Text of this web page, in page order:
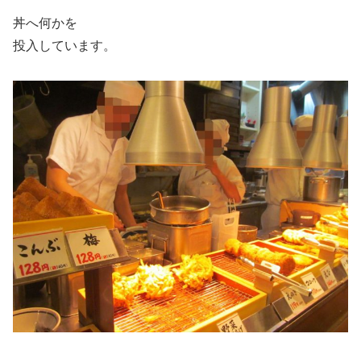
丼へ何かを
投入しています。